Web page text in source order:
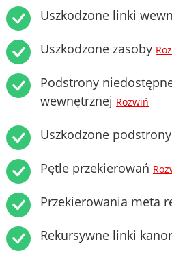
Uszkodzone linki
Uszkodzone zasoby
Podstrony
wewnętrznej Rozwiń
Uszkodzone podstrony
Pętle przekierowań
Przekierowania meta
Rekursywne linki